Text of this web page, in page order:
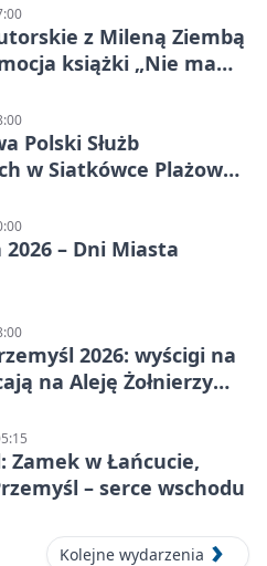
z Mileną Ziembą
książki „Nie mam
Polski Służb
w Siatkówce Plażowej
– Dni Miasta
2026: wyścigi na
na Aleję Żołnierzy
Zamek w Łańcucie,
– serce wschodu
Kolejne wydarzenia